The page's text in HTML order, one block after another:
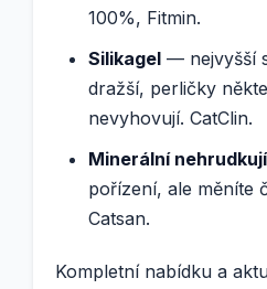
100%, Fitmin.
Silikagel — nejvyšší
dražší, perličky
nevyhovují. CatClin.
Minerální
pořízení, ale měníte
Catsan.
Kompletní nabídku a